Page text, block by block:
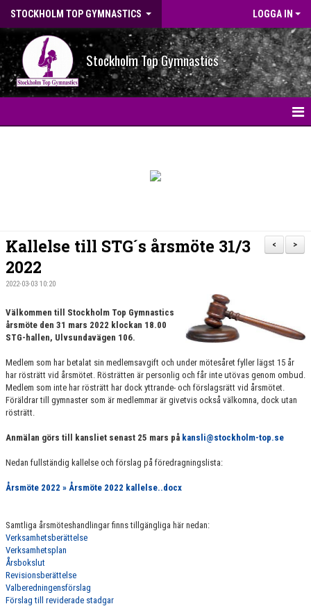
STOCKHOLM TOP GYMNASTICS LOGGA IN
Stockholm Top Gymnastics
OM FÖRENINGEN
VÄRDEGRUND
KONTAKT
MÄRKESTAGNING
>
<
Kallelse till STG´s årsmöte 31/3
2022
2022-03-03 10:20
Välkommen till Stockholm Top Gymnastics
årsmöte den 31 mars 2022 klockan 18.00
STG-hallen, Ulvsundavägen 106.
Medlem som har betalat sin medlemsavgift och under mötesåret fyller lägst 15 år
har rösträtt vid årsmötet. Rösträtten är personlig och får inte utövas genom ombud.
Medlem som inte har rösträtt har dock yttrande- och förslagsrätt vid årsmötet.
Föräldrar till gymnaster som är medlemmar är givetvis också välkomna, dock utan
rösträtt.
Anmälan görs till kansliet senast 25 mars på kansli@stockholm-top.se
Nedan fullständig kallelse och förslag på föredragningslista:
Årsmöte 2022 » Årsmöte 2022 kallelse..docx
Samtliga årsmöteshandlingar finns tillgängliga här nedan:
Verksamhetsberättelse
Verksamhetsplan
Årsbokslut
Revisionsberättelse
Valberedningensförslag
Förslag till reviderade stadgar